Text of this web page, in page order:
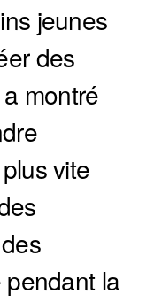
jeunes
des
montré
vite
la